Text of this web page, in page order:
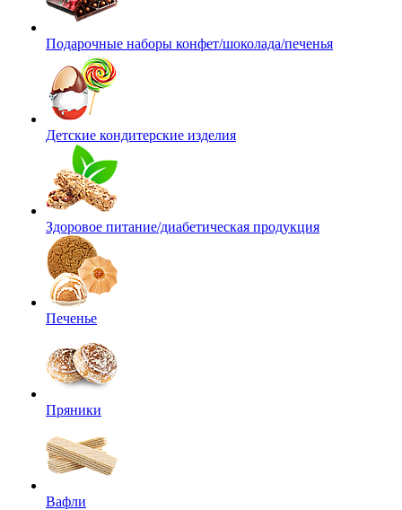
Подарочные наборы конфет/шоколада/печенья
Детские кондитерские изделия
Здоровое питание/диабетическая продукция
Печенье
Пряники
Вафли